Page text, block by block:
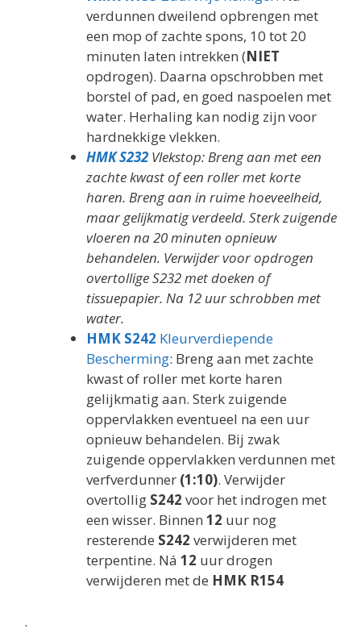
verdunnen dweilend opbrengen met
een mop of zachte spons, 10 tot 20
minuten laten intrekken (NIET
opdrogen). Daarna opschrobben met
borstel of pad, en goed naspoelen met
water. Herhaling kan nodig zijn voor
hardnekkige vlekken.
HMK S232 Vlekstop: Breng aan met een
zachte kwast of een roller met korte
haren. Breng aan in ruime hoeveelheid,
maar gelijkmatig verdeeld. Sterk zuigende
vloeren na 20 minuten opnieuw
behandelen. Verwijder voor opdrogen
overtollige S232 met doeken of
tissuepapier. Na 12 uur schrobben met
water.
HMK S242 Kleurverdiepende
Bescherming: Breng aan met zachte
kwast of roller met korte haren
gelijkmatig aan. Sterk zuigende
oppervlakken eventueel na een uur
opnieuw behandelen. Bij zwak
zuigende oppervlakken verdunnen met
verfverdunner (1:10). Verwijder
overtollig S242 voor het indrogen met
een wisser. Binnen 12 uur nog
resterende S242 verwijderen met
terpentine. Ná 12 uur drogen
verwijderen met de HMK R154
.